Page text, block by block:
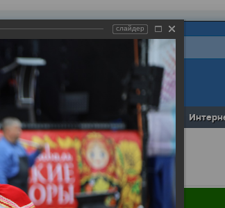
площадка Открытый бюджет
слайдер